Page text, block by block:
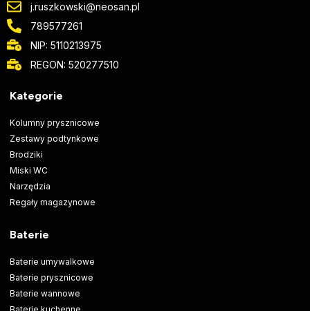
j.ruszkowski@neosan.pl
789577261
NIP: 5110213975
REGON: 520277510
Kategorie
Kolumny prysznicowe
Zestawy podtynkowe
Brodziki
Miski WC
Narzędzia
Regały magazynowe
Baterie
Baterie umywalkowe
Baterie prysznicowe
Baterie wannowe